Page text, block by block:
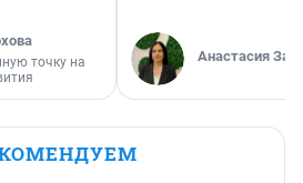
точку на
Анастасия